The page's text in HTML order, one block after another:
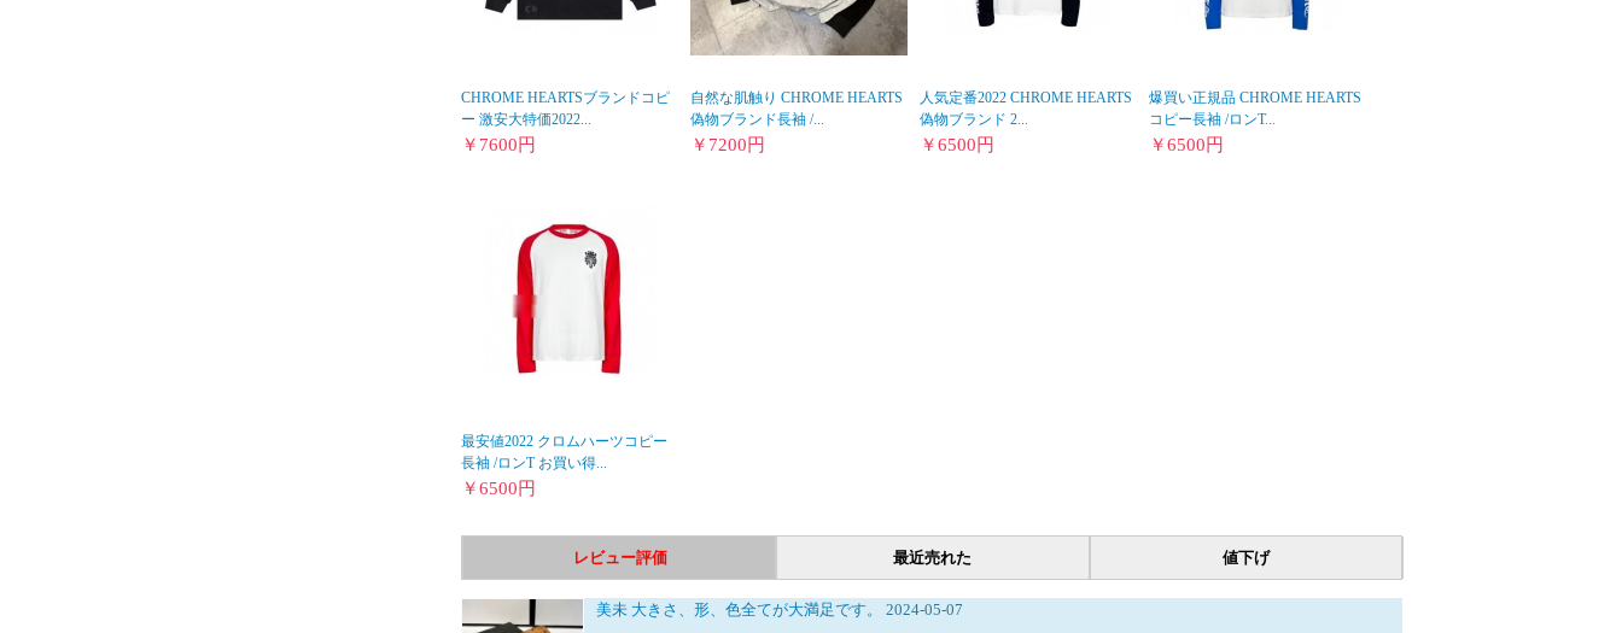
CHROME HEARTSブランドコピ
ー 激安大特価2022...
￥ 7600円
自然な肌触り CHROME HEARTS
偽物ブランド長袖 /...
￥ 7200円
人気定番2022 CHROME HEARTS
偽物ブランド 2...
￥6500円
爆買い正規品 CHROME HEARTS
コピー長袖 /ロンT...
￥6500円
最安値2022 クロムハーツコピー
長袖 /ロンT お買い得...
￥6500円
レビュー評価 最近売れた 値下げ
美未 大きさ、形、色全てが大満足です。 2024-05-07